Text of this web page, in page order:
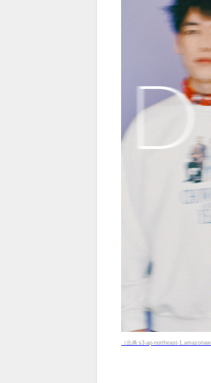
（出典 s3-ap-northeast-